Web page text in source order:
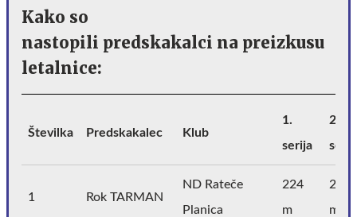
Kako so
nastopili predskakalci na preizkusu
letalnice:
Številka Predskakalec Klub
1.
serija
2.
1 Rok TARMAN
ND Rateče
Planica
224
m
214
m